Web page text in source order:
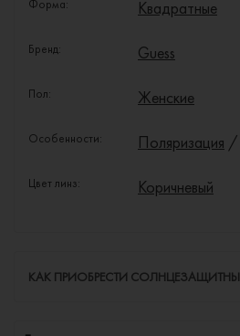
Форма: Квадратные
Бренд: Guess
Пол: Женские
Особенности: Поляризация /
Цвет линз: Коричневый
КАК ПРИОБРЕСТИ